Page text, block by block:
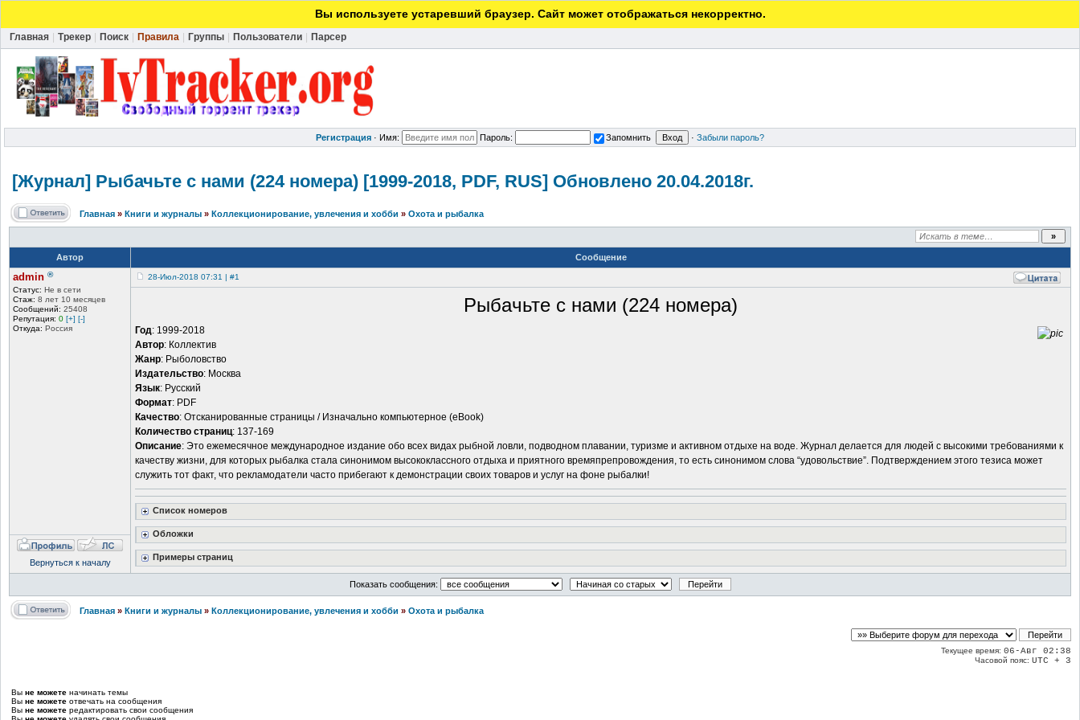
Вы используете устаревший браузер. Сайт может отображаться некорректно.
Главная Трекер Поиск Правила Группы Пользователи Парсер
Регистрация · Имя: Пароль: Запомнить · Забыли пароль?
[Журнал] Рыбачьте с нами (224 номера) [1999-2018, PDF, RUS] Обновлено 20.04.2018г.
Главная » Книги и журналы » Коллекционирование, увлечения и хобби » Охота и рыбалка
Автор Сообщение
admin ®
Статус: Не в сети
Стаж: 8 лет 10 месяцев
Сообщений: 25408
Репутация: 0 [+] [-]
Откуда: Россия
28-Июл-2018 07:31 | #1
Pыбaчьтe c нaми (224 номера)
Год: 1999-2018
Автор: Коллектив
Жанр: Рыболовство
Издательство: Москва
Язык: Русский
Формат: PDF
Качество: Отсканированные страницы / Изначально компьютерное (eBook)
Количество страниц: 137-169
Описание: Это ежемесячное международное издание обо всех видах рыбной ловли, подводном плавании, туризме и активном отдыхе на воде. Журнал делается для людей с высокими требованиями к
качеству жизни, для которых рыбалка стала синонимом высококлассного отдыха и приятного времяпрепровождения, то есть синонимом слова “удовольствие”. Подтверждением этого тезиса может
служить тот факт, что рекламодатели часто прибегают к демонстрации своих товаров и услуг на фоне рыбалки!
Список номеров
Обложки
Примеры страниц
Вернуться к началу
Показать сообщения:
Главная » Книги и журналы » Коллекционирование, увлечения и хобби » Охота и рыбалка
Текущее время: 06-Авг 02:38
Часовой пояс: UTC + 3
Вы не можете начинать темы
Вы не можете отвечать на сообщения
Вы не можете редактировать свои сообщения